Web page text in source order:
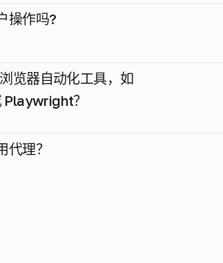
操作吗?
览器自动化工具，如
？
代理？